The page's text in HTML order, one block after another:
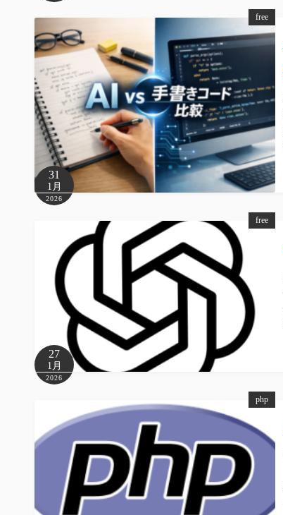
free
31
1月
2026
free
27
1月
2026
php